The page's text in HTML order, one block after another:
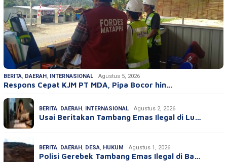
BERITA, DAERAH , INTERNASIONAL Agustus 5, 2026
Respons Cepat KJM PT MDA, Pipa Bocor hin…
BERITA, DAERAH , INTERNASIONAL Agustus 2, 2026
Usai Beritakan Tambang Emas Ilegal di Lu…
BERITA, DAERAH , DESA, HUKUM Agustus 1, 2026
Polisi Gerebek Tambang Emas Ilegal di Ba…